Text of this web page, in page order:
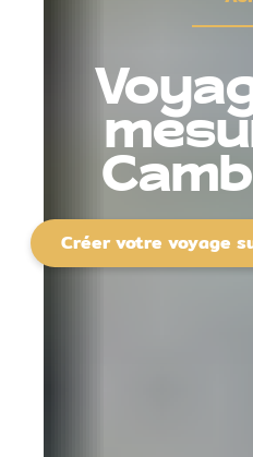
Créer votre voyage